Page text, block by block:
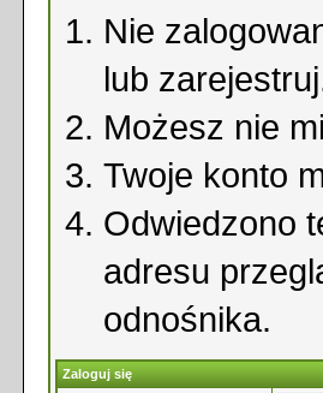
Nie
lub
Możesz nie
Twoje konto
Odwiedzono
adresu
odnośnika.
Zaloguj się